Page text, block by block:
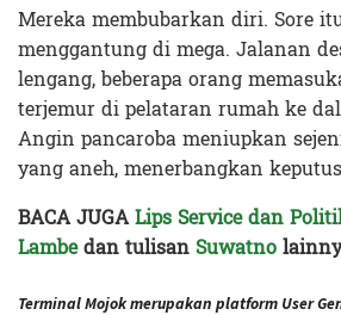
Mereka membubarkan diri. Sore
menggantung di mega. Jalanan
lengang, beberapa orang
terjemur di pelataran rumah ke
Angin pancaroba meniupkan
yang aneh, menerbangkan
BACA JUGALips Service dan
Lambedan tulisan Suwatno
Terminal Mojok merupakan platform User